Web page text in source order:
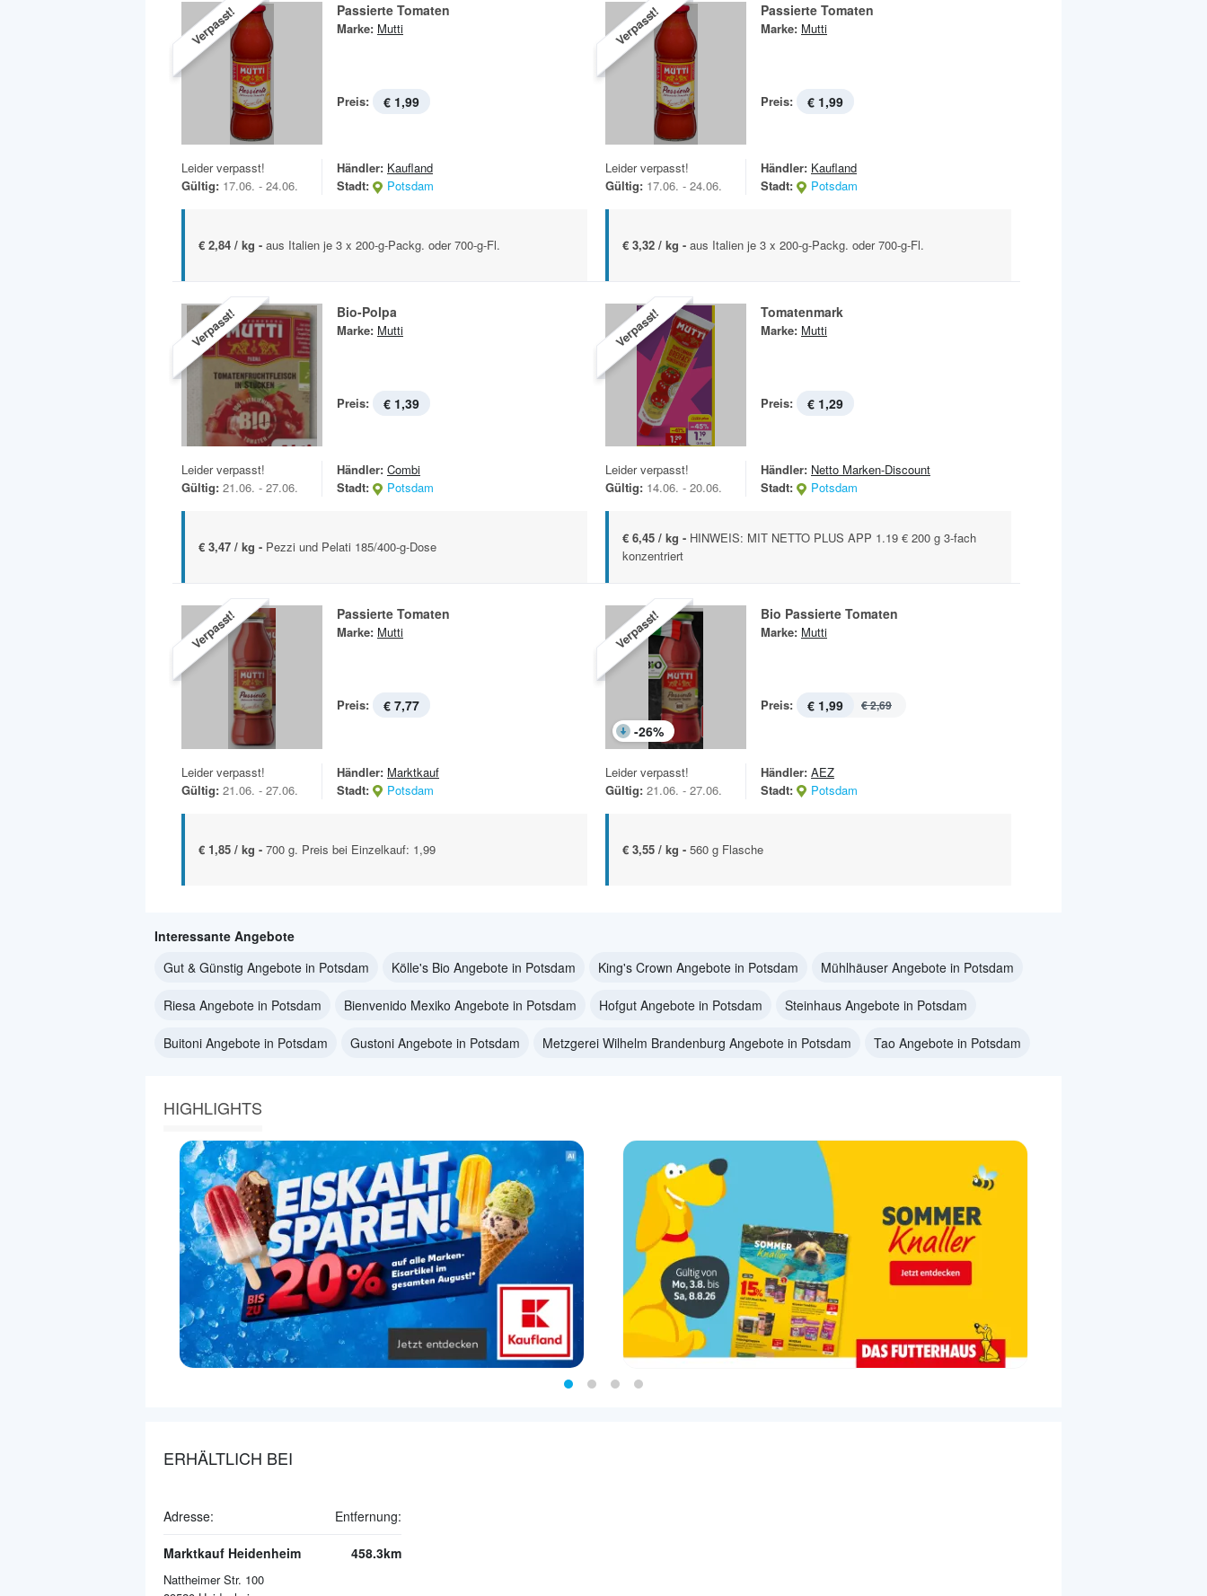
Verpasst! Passierte Tomaten
Marke: Mutti
Preis: € 1,99
Leider verpasst!
Gültig: 17.06. - 24.06.
Händler: Kaufland
Stadt:
Potsdam
€ 2,84 / kg - aus Italien je 3 x 200-g-Packg. oder 700-g-Fl.
Verpasst! Passierte Tomaten
Marke: Mutti
Preis: € 1,99
Leider verpasst!
Gültig: 17.06. - 24.06.
Händler: Kaufland
Stadt:
Potsdam
€ 3,32 / kg - aus Italien je 3 x 200-g-Packg. oder 700-g-Fl.
Verpasst! Bio-Polpa
Marke: Mutti
Preis: € 1,39
Leider verpasst!
Gültig: 21.06. - 27.06.
Händler: Combi
Stadt:
Potsdam
€ 3,47 / kg - Pezzi und Pelati 185/400-g-Dose
Verpasst! Tomatenmark
Marke: Mutti
Preis: € 1,29
Leider verpasst!
Gültig: 14.06. - 20.06.
Händler: Netto Marken-Discount
Stadt:
Potsdam
€ 6,45 / kg - HINWEIS: MIT NETTO PLUS APP 1.19 € 200 g 3-fach
konzentriert
Verpasst! Passierte Tomaten
Marke: Mutti
Preis: € 7,77
Leider verpasst!
Gültig: 21.06. - 27.06.
Händler: Marktkauf
Stadt:
Potsdam
€ 1,85 / kg - 700 g. Preis bei Einzelkauf: 1,99
Verpasst!
-26%
Bio Passierte Tomaten
Marke: Mutti
Preis: € 1,99 € 2,69
Leider verpasst!
Gültig: 21.06. - 27.06.
Händler: AEZ
Stadt:
Potsdam
€ 3,55 / kg - 560 g Flasche
Interessante Angebote
Gut & Günstig Angebote in Potsdam
Kölle's Bio Angebote in Potsdam King's Crown Angebote in Potsdam Mühlhäuser Angebote in Potsdam
Riesa Angebote in Potsdam Bienvenido Mexiko Angebote in Potsdam Hofgut Angebote in Potsdam Steinhaus Angebote in Potsdam
Buitoni Angebote in Potsdam Gustoni Angebote in Potsdam Metzgerei Wilhelm Brandenburg Angebote in Potsdam Tao Angebote in Potsdam
HIGHLIGHTS
ERHÄLTLICH BEI
Adresse: Entfernung:
Marktkauf Heidenheim
Nattheimer Str. 100
458.3km